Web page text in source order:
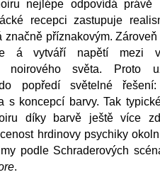
nejlépe odpovídá
recepci zastupuje
značně příznakovým.
á vytváří napětí mezi
noirového světa. Proto
popředí světelné
s koncepcí barvy. Tak
díky barvě ještě více
hrdinovy psychiky
podle Schraderových
.